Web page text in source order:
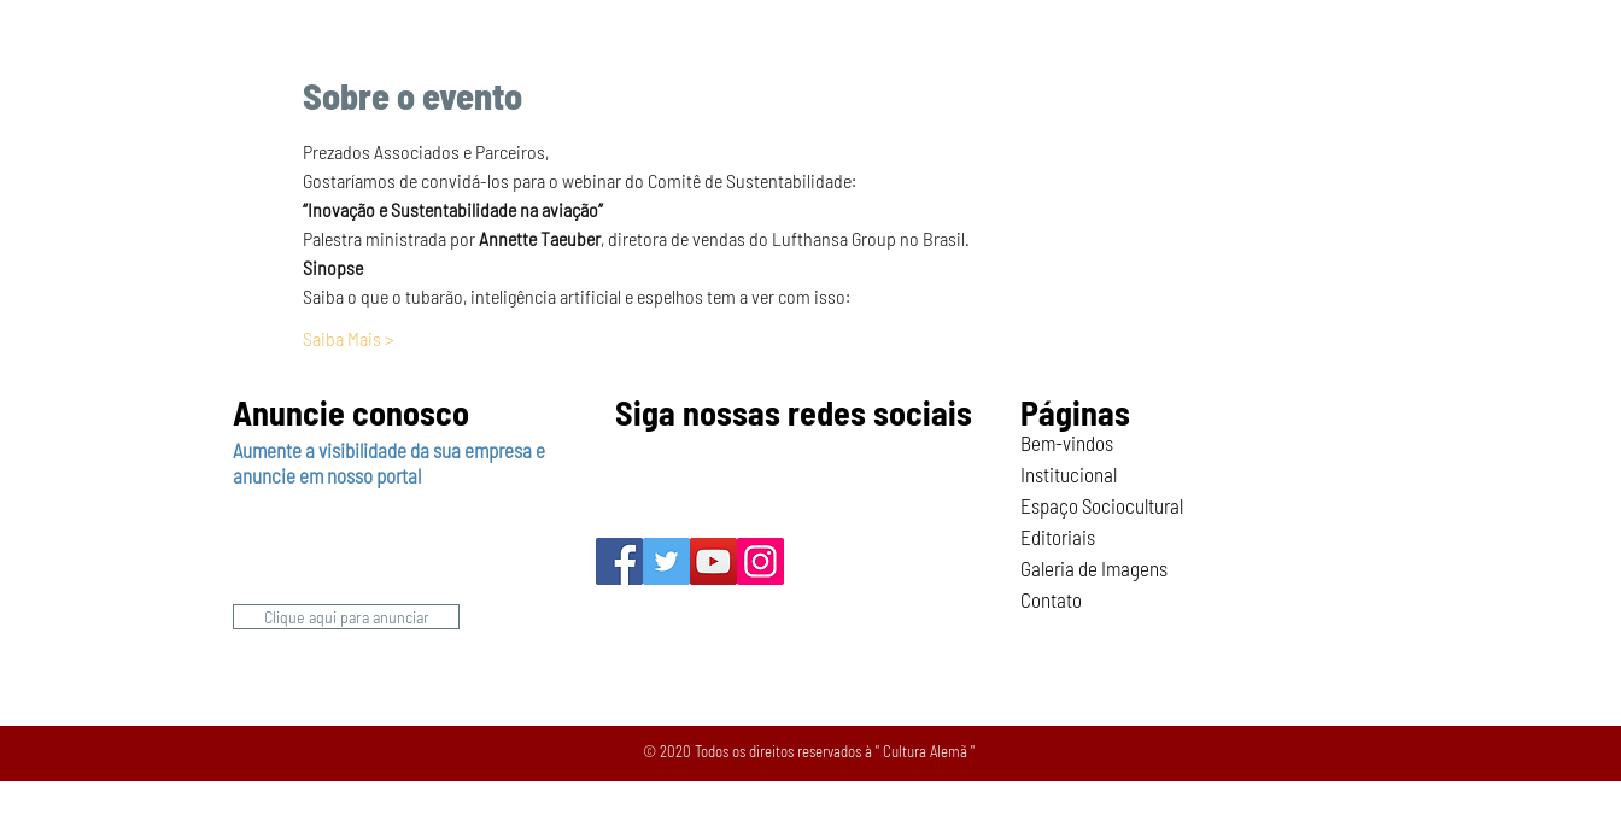
Sobre o evento
Prezados Associados e Parceiros,
Gostaríamos de convidá-los para o webinar do Comitê de Sustentabilidade:
“Inovação e Sustentabilidade na aviação”
Palestra ministrada por Annette Taeuber, diretora de vendas do Lufthansa Group no Brasil.
Sinopse
Saiba o que o tubarão, inteligência artificial e espelhos tem a ver com isso:
Saiba Mais >
Anuncie conosco Siga nossas redes sociais
Aumente a visibilidade da sua empresa e
anuncie em nosso portal
Clique aqui para anunciar
Páginas
Bem-vindos
Institucional
Espaço Sociocultural
Editoriais
Galeria de Imagens
Contato
© 2020 Todos os direitos reservados à " Cultura Alemã "